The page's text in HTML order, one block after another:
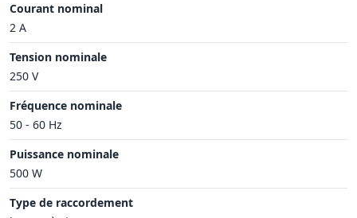
Courant nominal
2 A
Tension nominale
250 V
Fréquence nominale
50 - 60 Hz
Puissance nominale
500 W
Type de raccordement